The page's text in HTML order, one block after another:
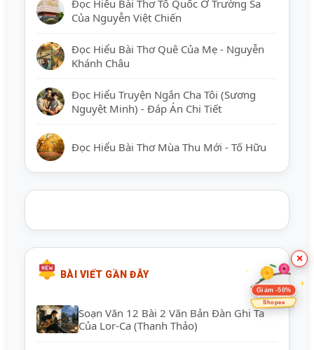
Đọc Hiểu Bài Thơ Tổ Quốc Ở Trường Sa
Của Nguyễn Việt Chiến
Đọc Hiểu Bài Thơ Quê Của Mẹ - Nguyễn
Khánh Châu
Đọc Hiểu Truyện Ngắn Cha Tôi (Sương
Nguyệt Minh) - Đáp Án Chi Tiết
Đọc Hiểu Bài Thơ Mùa Thu Mới - Tố Hữu
BÀI VIẾT GẦN ĐÂY
Soạn Văn 12 Bài 2 Văn Bản Đàn Ghi Ta
Của Lor-Ca (Thanh Thảo)
×
Giảm -50%
Shopee